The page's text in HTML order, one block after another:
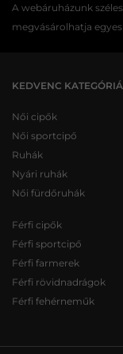
A webáruházunk
megvásárolhatja
KEDVENC
Női cipők
Női sportcipő
Ruhák
Nyári ruhák
Női fürdőruhák
Férfi cipők
Férfi sportcipő
Férfi farmerek
Férfi rövidnadrágok
Férfi fehérneműk